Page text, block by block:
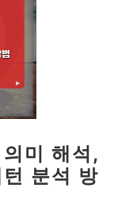
미 해석,
분석 방